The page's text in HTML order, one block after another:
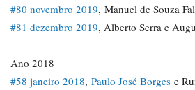
#80 novembro 2019, Manuel de Souza
#81 dezembro 2019, Alberto Serra e
Ano 2018
#58 janeiro 2018, Paulo José Borges e